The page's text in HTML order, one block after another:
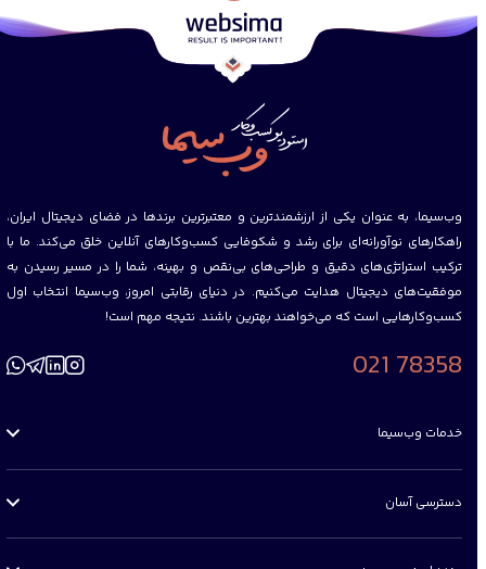
وب‌سیما، به عنوان یکی از ارزشمند‌ترین و معتبرترین برندها در فضای دیجیتال ایران،
راهکارهای نوآورانه‌ای برای رشد و شکوفایی کسب‌وکارهای آنلاین خلق می‌کند.ما با
ترکیب استراتژی‌های دقیق و طراحی‌های بی‌نقص و بهینه‌، شما را در مسیر رسیدن به
موفقیت‌های دیجیتال هدایت می‌کنیم.در دنیای رقابتی امروز، وب‌سیما انتخاب اول
کسب‌وکارهایی است که می‌خواهند بهترین باشند.نتیجه مهم است!
021 78358
خدمات وب‌سیما
سئو و بازاریابی دیجیتال
استراتژی دیجیتال
دسترسی آسان